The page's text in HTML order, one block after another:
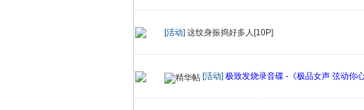
[活动] 这纹身振捣好多人[10P]
[活动] 极致发烧录音碟 -《极品女声 弦动你